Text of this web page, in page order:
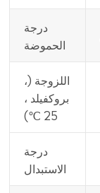
درجة
الحموضة
اللزوجة (،
بروكفيلد ،
25 ℃)
درجة
الاستبدال